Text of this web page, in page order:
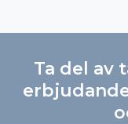
Ta del av